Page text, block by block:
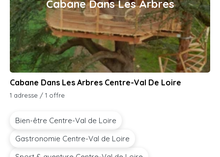
Cabane Dans Les Arbres
Cabane Dans Les Arbres Centre-Val De Loire
1 adresse / 1 offre
Bien-être Centre-Val de Loire
Gastronomie Centre-Val de Loire